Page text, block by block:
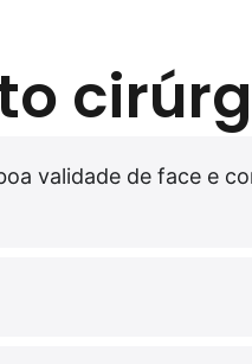
validade de face e